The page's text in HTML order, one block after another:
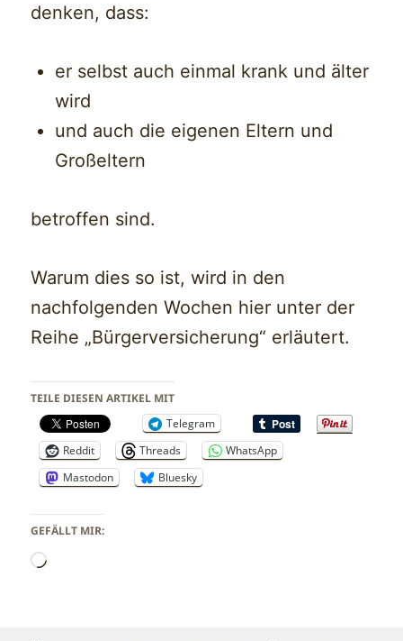
denken, dass:
er selbst auch einmal krank und älter
wird
und auch die eigenen Eltern und
Großeltern
betroffen sind.
Warum dies so ist, wird in den
nachfolgenden Wochen hier unter der
Reihe „Bürgerversicherung“ erläutert.
TEILE DIESEN ARTIKEL MIT
Telegram
Reddit
Threads
WhatsApp
Mastodon
Bluesky
GEFÄLLT MIR:
Wird